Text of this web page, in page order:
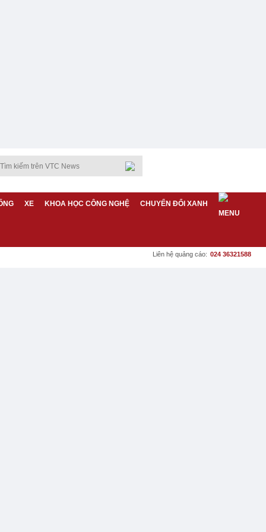
XE KHOA HỌC CÔNG NGHỆ CHUYỂN ĐỔI XANH
Liên hệ quảng cáo: 024 36321588